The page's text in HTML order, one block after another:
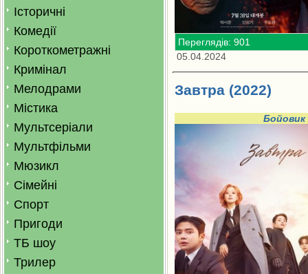
Історичні
Комедії
Короткометражні
Кримінал
Мелодрами
Містика
Мультсеріали
Мультфільми
Мюзикл
Сімейні
Спорт
Пригоди
ТБ шоу
Трилер
Переглядів: 901
05.04.2024
Завтра (2022)
Бойовик